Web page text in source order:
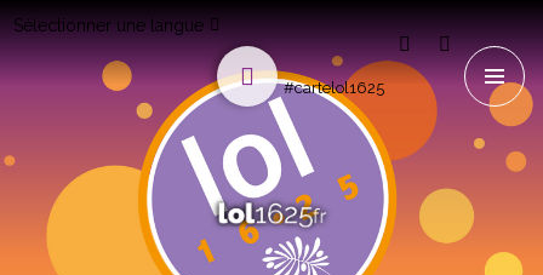
Sélectionner une langue
#cartelol1625